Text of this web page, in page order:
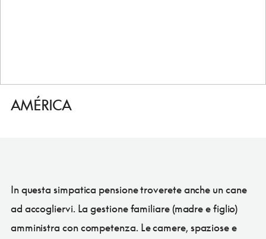
AMÉRICA
In questa simpatica pensione troverete anche un cane
ad accogliervi. La gestione familiare (madre e figlio)
amministra con competenza. Le camere, spaziose e